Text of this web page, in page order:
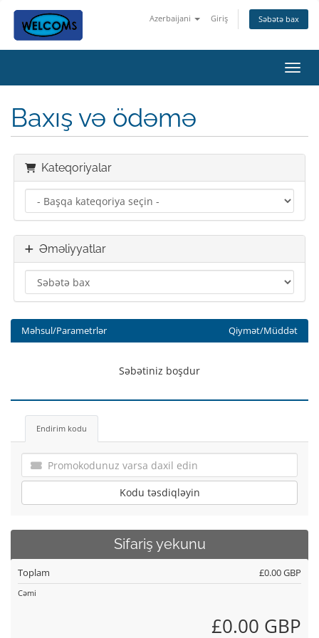
Azerbaijani Giriş Səbətə bax
Baxış və ödəmə
Kateqoriyalar
Əməliyyatlar
Məhsul/Parametrlər Qiymət/Müddət
Səbətiniz boşdur
Endirim kodu
Kodu təsdiqləyin
Sifariş yekunu
Toplam £0.00 GBP
Cəmi
£0.00 GBP